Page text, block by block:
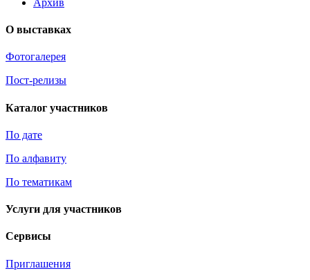
О выставках
Фотогалерея
Пост-релизы
Каталог участников
По дате
По алфавиту
По тематикам
Услуги для участников
Сервисы
Приглашения